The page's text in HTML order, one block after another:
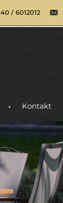
/ 6012012
Kontakt